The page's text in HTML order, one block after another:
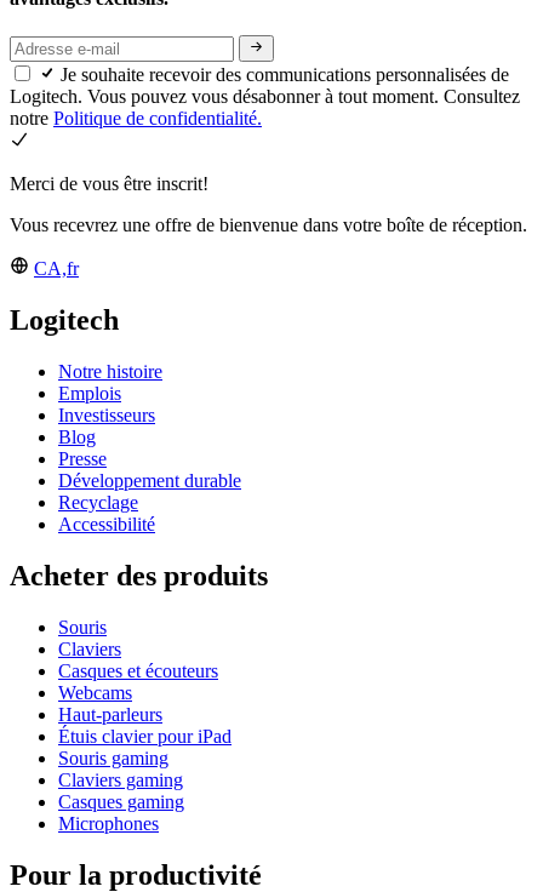
Je souhaite recevoir des communications personnalisées de
Logitech. Vous pouvez vous désabonner à tout moment. Consultez
notre Politique de confidentialité.
Merci de vous être inscrit!
Vous recevrez une offre de bienvenue dans votre boîte de réception.
CA,fr
Logitech
Notre histoire
Emplois
Investisseurs
Blog
Presse
Développement durable
Recyclage
Accessibilité
Acheter des produits
Souris
Claviers
Casques et écouteurs
Webcams
Haut-parleurs
Étuis clavier pour iPad
Souris gaming
Claviers gaming
Casques gaming
Microphones
Pour la productivité